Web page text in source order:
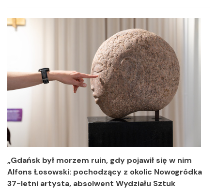
Facebook
Twitter
„Gdańsk był morzem ruin, gdy pojawił się w nim
Alfons Łosowski: pochodzący z okolic Nowogródka
37-letni artysta, absolwent Wydziału Sztuk